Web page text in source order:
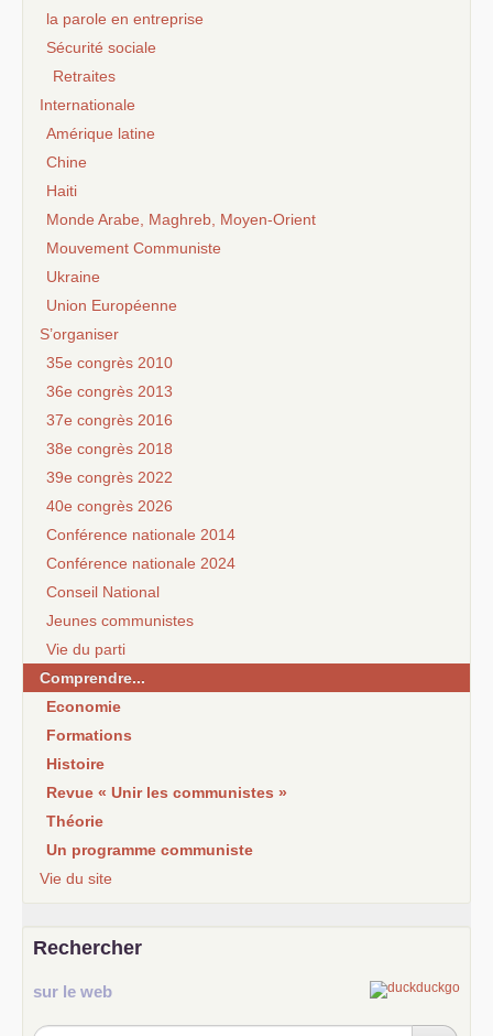
la parole en entreprise
Sécurité sociale
Retraites
Internationale
Amérique latine
Chine
Haiti
Monde Arabe, Maghreb, Moyen-Orient
Mouvement Communiste
Ukraine
Union Européenne
S’organiser
35e congrès 2010
36e congrès 2013
37e congrès 2016
38e congrès 2018
39e congrès 2022
40e congrès 2026
Conférence nationale 2014
Conférence nationale 2024
Conseil National
Jeunes communistes
Vie du parti
Comprendre...
Economie
Formations
Histoire
Revue « Unir les communistes »
Théorie
Un programme communiste
Vie du site
Rechercher
sur le web